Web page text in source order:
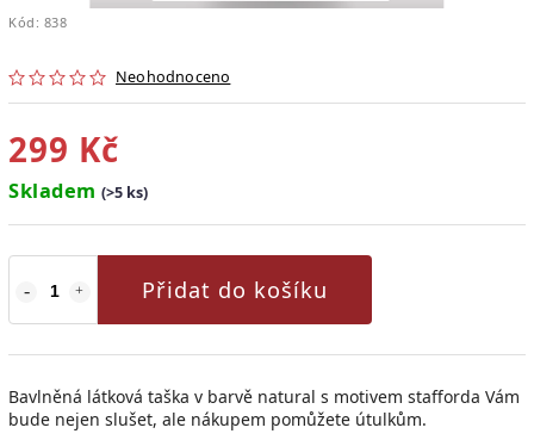
Kód: 838
Neohodnoceno
299 Kč
Skladem (>5 ks)
Přidat do košíku
Bavlněná látková taška v barvě natural s motivem stafforda Vám
bude nejen slušet, ale nákupem pomůžete útulkům.